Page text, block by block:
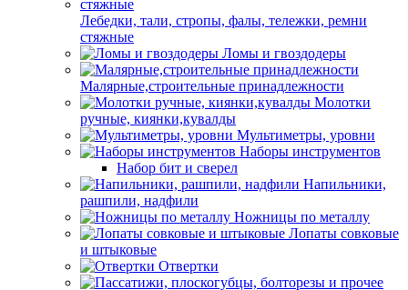
Лебедки, тали, стропы, фалы, тележки, ремни
стяжные
Ломы и гвоздодеры
Малярные,строительные принадлежности
Молотки
ручные, киянки,кувалды
Мультиметры, уровни
Наборы инструментов
Набор бит и сверел
Напильники,
рашпили, надфили
Ножницы по металлу
Лопаты совковые
и штыковые
Отвертки